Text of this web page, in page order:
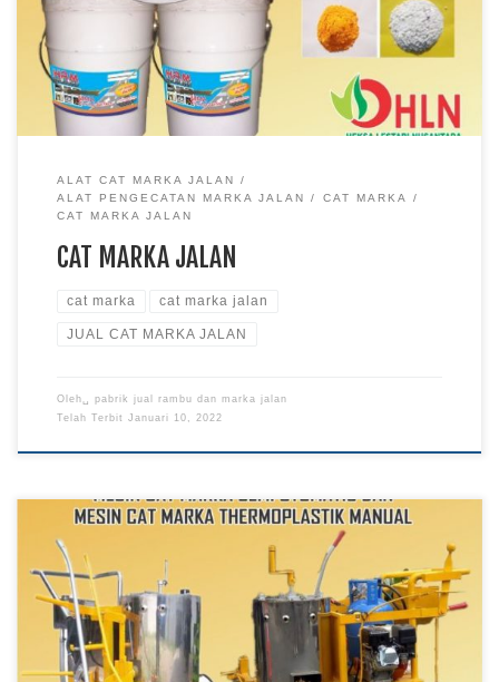
ALAT CAT MARKA JALAN
ALAT PENGECATAN MARKA JALAN
CAT MARKA
CAT MARKA JALAN
CAT MARKA JALAN
cat marka cat marka jalan
JUAL CAT MARKA JALAN
Oleh␣ pabrik jual rambu dan marka jalan
Telah Terbit Januari 10, 2022